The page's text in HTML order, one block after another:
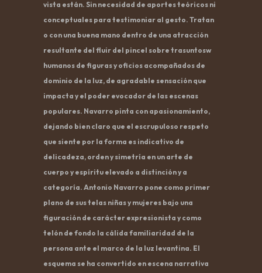
vista están. Sin necesidad de aportes teóricos ni
conceptuales para testimoniar al gesto. Tratan
o con una buena mano dentro de una atracción
resultante del fluir del pincel sobre trasuntosw
humanos de figuras y oficios acompañados de
dominio de la luz, de agradable sensación que
impacta y el poder evocador de las escenas
populares. Navarro pinta con apasionamiento,
dejando bien claro que el escrupuloso respeto
que siente por la forma es indicativo de
delicadeza, orden y simetría en un arte de
cuerpo y espíritu elevado a distinción y a
categoría. Antonio Navarro pone como primer
plano de sus telas niñas y mujeres bajo una
figuración de carácter expresionista y como
telón de fondo la cálida familiaridad de la
persona ante el marco de la luz levantina. El
esquema se ha convertido en escena narrativa